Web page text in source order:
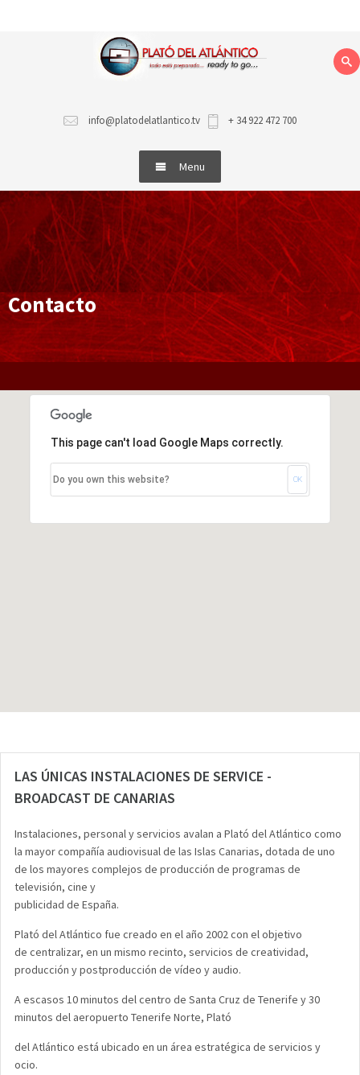
info@platodelatlantico.tv + 34 922 472 700
Menu
SERVICIOS
INSTALACIONES
CONTACTO
Contacto
This page can't load Google Maps correctly.
Do you own this website? OK
LAS ÚNICAS INSTALACIONES DE SERVICE -
BROADCAST DE CANARIAS
Instalaciones, personal y servicios avalan a Plató del Atlántico como
la mayor compañía audiovisual de las Islas Canarias, dotada de uno
de los mayores complejos de producción de programas de
televisión, cine y
publicidad de España.
Plató del Atlántico fue creado en el año 2002 con el objetivo
de centralizar, en un mismo recinto, servicios de creatividad,
producción y postproducción de vídeo y audio.
A escasos 10 minutos del centro de Santa Cruz de Tenerife y 30
minutos del aeropuerto Tenerife Norte, Plató
del Atlántico está ubicado en un área estratégica de servicios y
ocio.